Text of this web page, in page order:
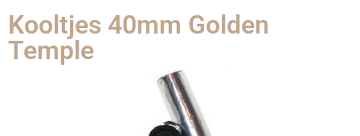
Kooltjes 40mm Golden
Temple